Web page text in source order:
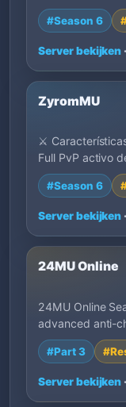
#Season 6
Server bekijken
ZyromMU
⚔️
Full PvP activo
#Season 6
Server bekijken
24MU Online
24MU Online
advanced anti-
deve…
#Part 3
Server bekijken